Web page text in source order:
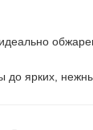
до ярких,